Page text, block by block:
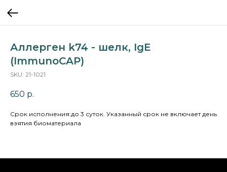
Аллерген k74 - шелк, IgE
(ImmunoCAP)
SKU: 21-1021
650 р.
Cрок исполнения:до 3 суток. Указанный срок не включает день
взятия биоматериала